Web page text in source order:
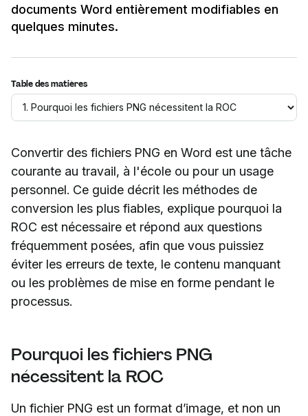
documents Word entièrement modifiables en
quelques minutes.
Table des matières
Convertir des fichiers PNG en Word est une tâche
courante au travail, à l'école ou pour un usage
personnel. Ce guide décrit les méthodes de
conversion les plus fiables, explique pourquoi la
ROC est nécessaire et répond aux questions
fréquemment posées, afin que vous puissiez
éviter les erreurs de texte, le contenu manquant
ou les problèmes de mise en forme pendant le
processus.
Pourquoi les fichiers PNG
nécessitent la ROC
Un fichier PNG est un format d’image, et non un